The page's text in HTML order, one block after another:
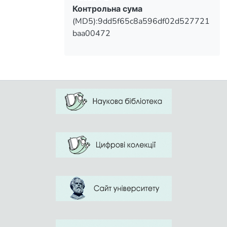
Контрольна сума
(MD5):9dd5f65c8a596df02d527721
baa00472